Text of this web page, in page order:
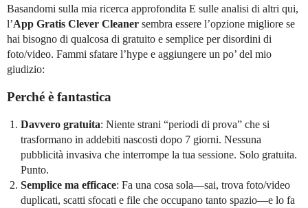
Basandomi sulla mia ricerca approfondita E sulle analisi di altri qui,
l’App Gratis Clever Cleaner sembra essere l’opzione migliore se
hai bisogno di qualcosa di gratuito e semplice per disordini di
foto/video. Fammi sfatare l’hype e aggiungere un po’ del mio
giudizio:
Perché è fantastica
Davvero gratuita: Niente strani “periodi di prova” che si
trasformano in addebiti nascosti dopo 7 giorni. Nessuna
pubblicità invasiva che interrompe la tua sessione. Solo gratuita.
Punto.
Semplice ma efficace: Fa una cosa sola—sai, trova foto/video
duplicati, scatti sfocati e file che occupano tanto spazio—e lo fa